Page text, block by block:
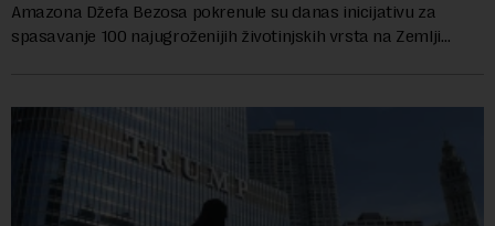
Amazona Džefa Bezosa pokrenule su danas inicijativu za
spasavanje 100 najugroženijih životinjskih vrsta na Zemlji